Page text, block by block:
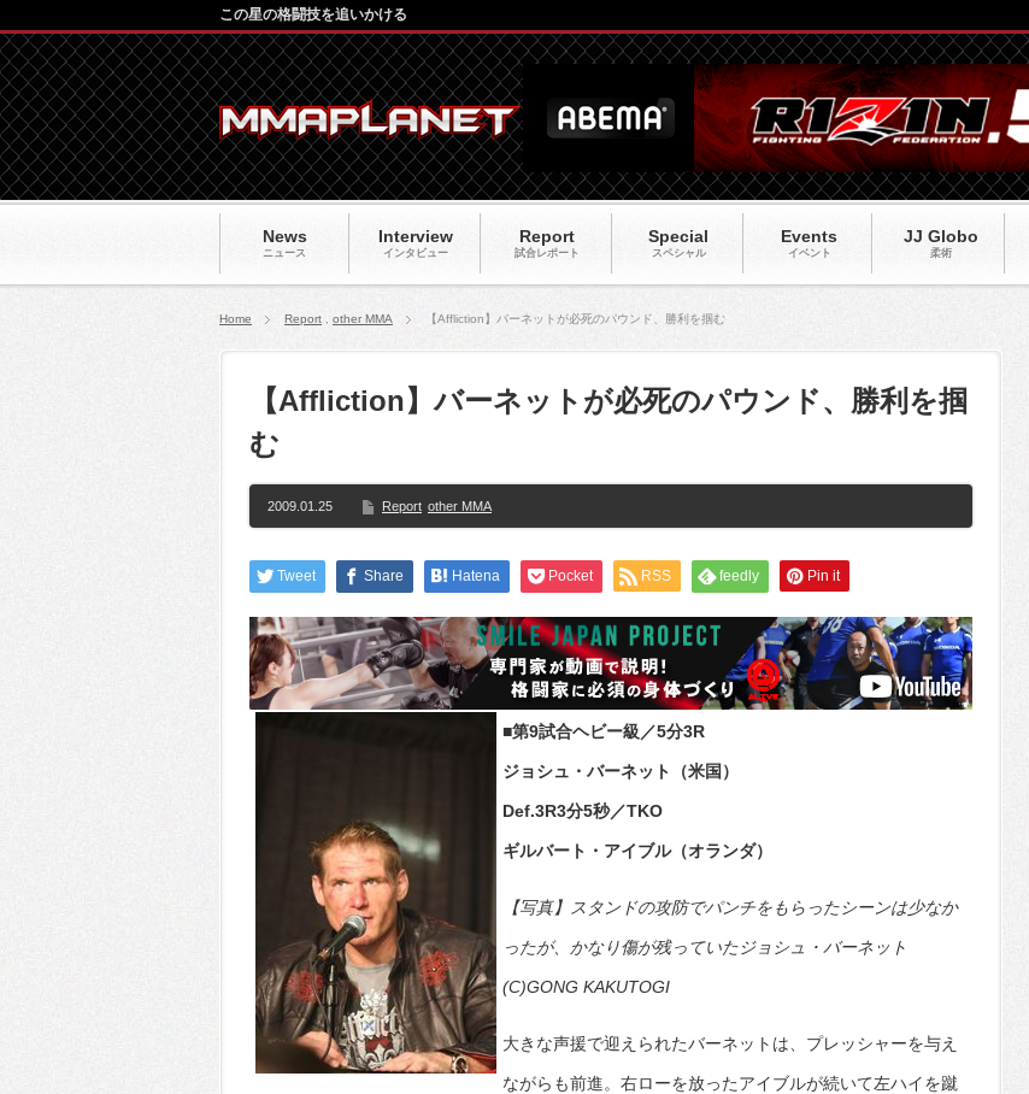
News
ニュース
Interview
インタビュー
Report
試合レポート
Special
スペシャル
Events
イベント
JJ Globo
柔術
この星の格闘技を追いかける
Home Report other MMA 【Affliction】バーネットが必死のパウンド、勝利を掴む
【Affliction】バーネットが必死のパウンド、勝利を掴
む
2009.01.25 Report other MMA
Tweet Share Hatena Pocket RSS feedly Pin it
■第9試合ヘビー級／5分3R
ジョシュ・バーネット（米国）
Def.3R3分5秒／TKO
ギルバート・アイブル（オランダ）
【写真】スタンドの攻防でパンチをもらったシーンは少なか
ったが、かなり傷が残っていたジョシュ・バーネット
(C)GONG KAKUTOGI
大きな声援で迎えられたバーネットは、プレッシャーを与え
ながらも前進。右ローを放ったアイブルが続いて左ハイを蹴